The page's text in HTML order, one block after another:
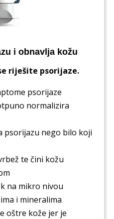
i obnavlja kožu
riješite psorijaze.
psorijaze
normalizira
psorijazu nego bilo koji
te čini kožu
na mikro nivou
i mineralima
oštre kože jer je